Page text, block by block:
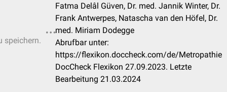
speichern.
Fatma Delâl Güven, Dr. med. Jannik Winter, Dr.
Frank Antwerpes, Natascha van den Höfel, Dr.
med. Miriam Dodegge
Abrufbar unter:
https://flexikon.doccheck.com/de/Metropathie
DocCheck Flexikon 27.09.2023. Letzte
Bearbeitung 21.03.2024